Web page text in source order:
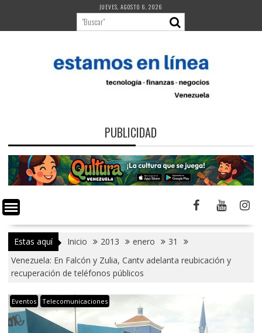
contenido
JUEVES, AGOSTO 6, 2026
PUBLICIDAD
Estas aquí Inicio 2013 enero
31
Venezuela: En Falcón y Zulia, Cantv adelanta reubicación y
recuperación de teléfonos públicos
Eventos Telecomunicaciones